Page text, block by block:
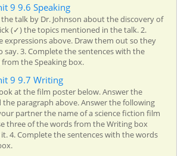
9 9.6 Speaking
talk by Dr. Johnson about the discovery of
(✓) the topics mentioned in the talk. 2.
expressions above. Draw them out so they
say. 3. Complete the sentences with the
the Speaking box.
9 9.7 Writing
at the film poster below. Answer the
the paragraph above. Answer the following
partner the name of a science fiction film
three of the words from the Writing box
4. Complete the sentences with the words